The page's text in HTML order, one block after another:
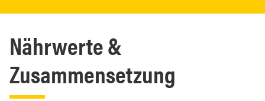
Nährwerte &
Zusammensetzung